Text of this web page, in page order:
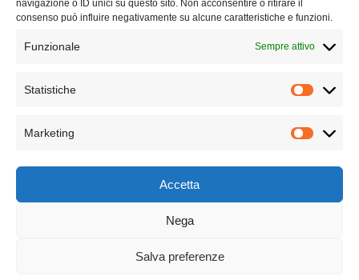
navigazione o ID unici su questo sito. Non acconsentire o ritirare il
consenso può influire negativamente su alcune caratteristiche e funzioni.
Funzionale Sempre attivo
Statistiche
Marketing
Accetta
Nega
Salva preferenze
Copyright © 2025. All rights reserved | P.Iva 04773900610